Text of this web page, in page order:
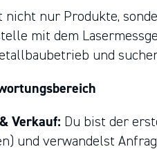
nicht nur Produkte,
mit dem
und
Verkauf: Du bist der
und verwandelst